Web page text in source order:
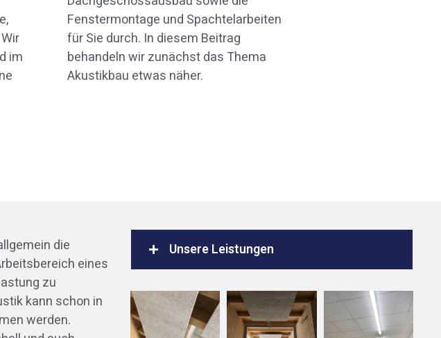
im
Akustikbau etwas näher.
die
eines
zu
kann schon in
werden.
Unsere Leistungen